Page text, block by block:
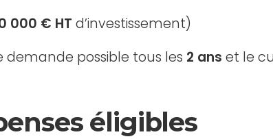
000 € HT d’investissement)
demande possible tous les 2 ans et le
éligibles